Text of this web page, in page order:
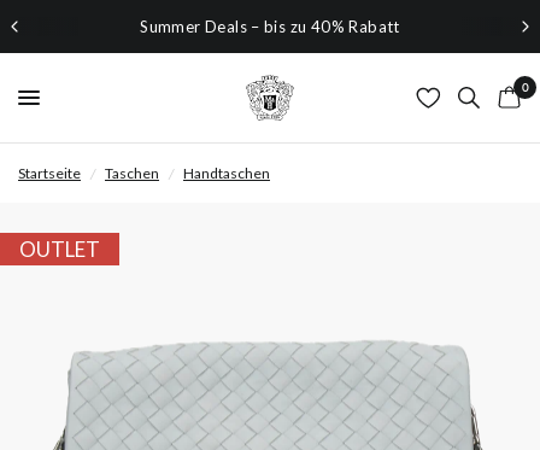
Summer Deals – bis zu 40% Rabatt
0
Startseite / Taschen / Handtaschen
OUTLET